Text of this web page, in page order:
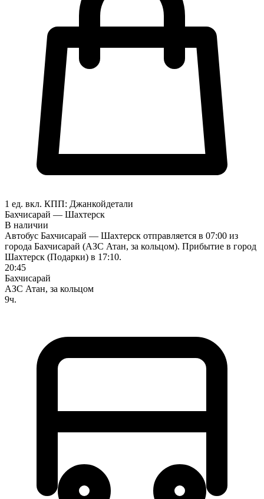
1 ед. вкл. КПП: Джанкойдетали
Бахчисарай — Шахтерск
В наличии
Автобус Бахчисарай — Шахтерск отправляется в 07:00 из
города Бахчисарай (АЗС Атан, за кольцом). Прибытие в город
Шахтерск (Подарки) в 17:10.
20:45
Бахчисарай
АЗС Атан, за кольцом
9ч.